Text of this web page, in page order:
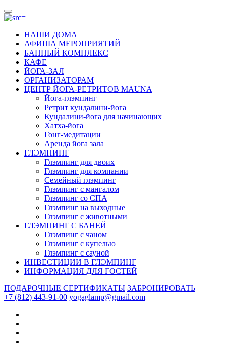
НАШИ ДОМА
АФИША МЕРОПРИЯТИЙ
БАННЫЙ КОМПЛЕКС
КАФЕ
ЙОГА-ЗАЛ
ОРГАНИЗАТОРАМ
ЦЕНТР ЙОГА-РЕТРИТОВ MAUNA
Йога-глэмпинг
Ретрит кундалини-йога
Кундалини-йога для начинающих
Хатха-йога
Гонг-медитации
Аренда йога зала
ГЛЭМПИНГ
Глэмпинг для двоих
Глэмпинг для компании
Семейный глэмпинг
Глэмпинг с мангалом
Глэмпинг со СПА
Глэмпинг на выходные
Глэмпинг с животными
ГЛЭМПИНГ С БАНЕЙ
Глэмпинг с чаном
Глэмпинг с купелью
Глэмпинг с сауной
ИНВЕСТИЦИИ В ГЛЭМПИНГ
ИНФОРМАЦИЯ ДЛЯ ГОСТЕЙ
ПОДАРОЧНЫЕ СЕРТИФИКАТЫ ЗАБРОНИРОВАТЬ
+7 (812) 443-91-00 yogaglamp@gmail.com